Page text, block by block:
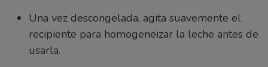
Una vez descongelada, agita suavemente el
recipiente para homogeneizar la leche antes de
usarla.